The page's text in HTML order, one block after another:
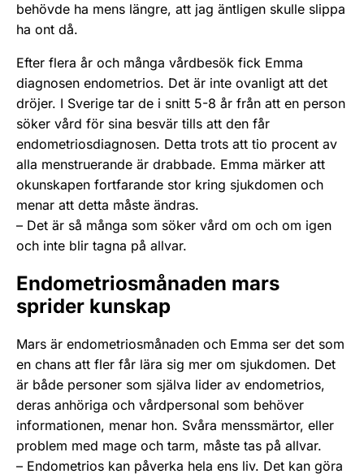
behövde ha mens längre, att jag äntligen skulle slippa
ha ont då.
Efter flera år och många vårdbesök fick Emma
diagnosen endometrios. Det är inte ovanligt att det
dröjer. I Sverige tar de i snitt 5-8 år från att en person
söker vård för sina besvär tills att den får
endometriosdiagnosen. Detta trots att tio procent av
alla menstruerande är drabbade. Emma märker att
okunskapen fortfarande stor kring sjukdomen och
menar att detta måste ändras.
– Det är så många som söker vård om och om igen
och inte blir tagna på allvar.
Endometriosmånaden mars
sprider kunskap
Mars är endometriosmånaden och Emma ser det som
en chans att fler får lära sig mer om sjukdomen. Det
är både personer som själva lider av endometrios,
deras anhöriga och vårdpersonal som behöver
informationen, menar hon. Svåra menssmärtor, eller
problem med mage och tarm, måste tas på allvar.
– Endometrios kan påverka hela ens liv. Det kan göra